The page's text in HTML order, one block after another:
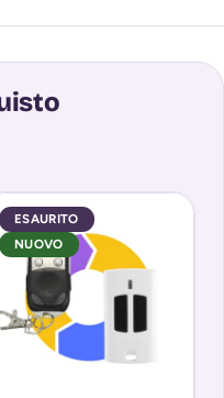
ESAURITO
NUOVO